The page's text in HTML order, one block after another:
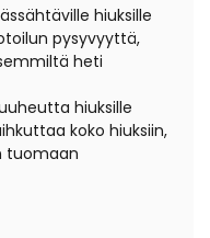
hiuksille
pysyvyyttä,
heti
hiuksille
koko hiuksiin,
tuomaan